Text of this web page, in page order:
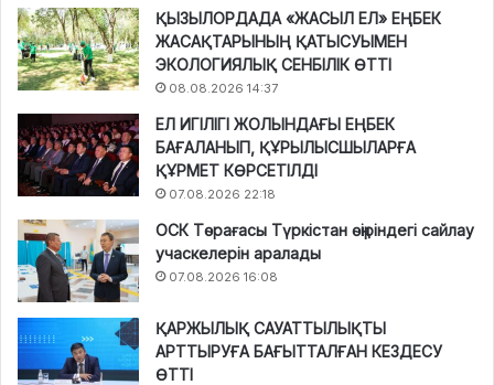
ҚЫЗЫЛОРДАДА «ЖАСЫЛ ЕЛ» ЕҢБЕК
ЖАСАҚТАРЫНЫҢ ҚАТЫСУЫМЕН
ЭКОЛОГИЯЛЫҚ СЕНБІЛІК ӨТТІ
08.08.2026 14:37
ЕЛ ИГІЛІГІ ЖОЛЫНДАҒЫ ЕҢБЕК
БАҒАЛАНЫП, ҚҰРЫЛЫСШЫЛАРҒА
ҚҰРМЕТ КӨРСЕТІЛДІ
07.08.2026 22:18
ОСК Төрағасы Түркістан өңіріндегі сайлау
учаскелерін аралады
07.08.2026 16:08
ҚАРЖЫЛЫҚ САУАТТЫЛЫҚТЫ
АРТТЫРУҒА БАҒЫТТАЛҒАН КЕЗДЕСУ
ӨТТІ